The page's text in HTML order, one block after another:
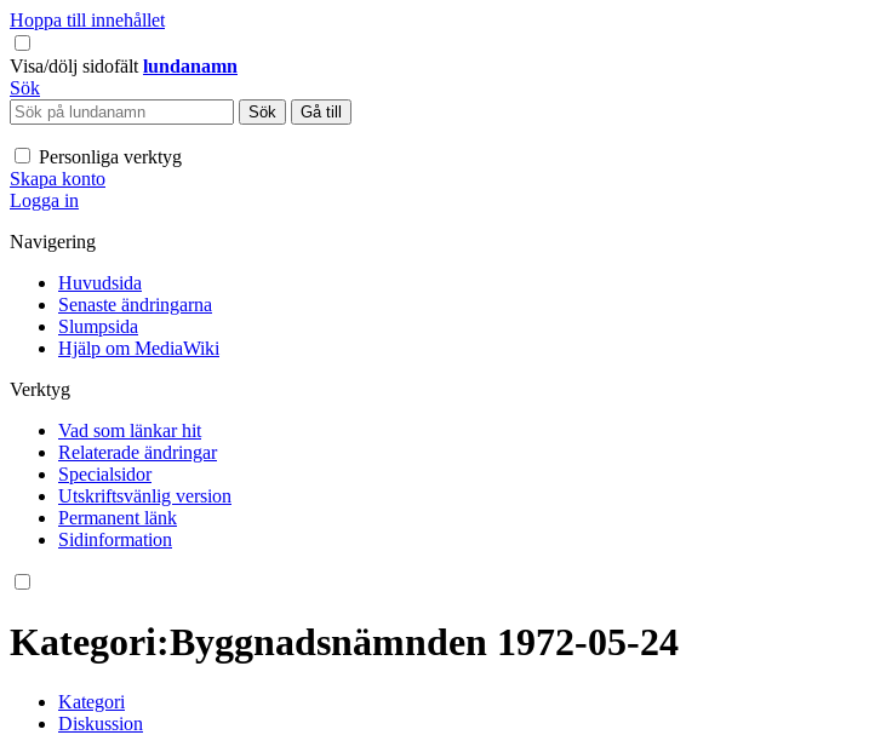
Hoppa till innehållet
Visa/dölj sidofält lundanamn
Sök
Personliga verktyg
Skapa konto
Logga in
Navigering
Huvudsida
Senaste ändringarna
Slumpsida
Hjälp om MediaWiki
Verktyg
Vad som länkar hit
Relaterade ändringar
Specialsidor
Utskriftsvänlig version
Permanent länk
Sidinformation
Kategori:Byggnadsnämnden 1972-05-24
Kategori
Diskussion